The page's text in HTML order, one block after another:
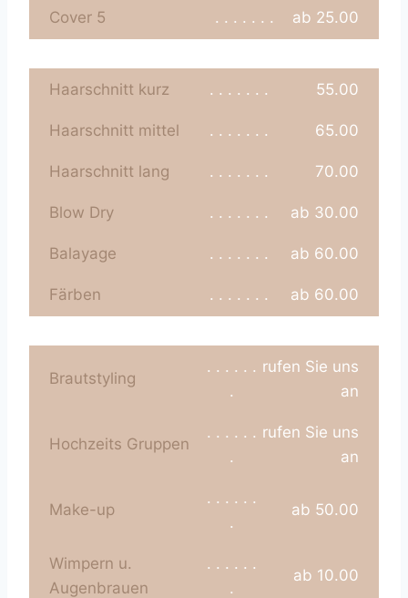
Cover 5 . . . . . . . ab 25.00
Haarschnitt kurz . . . . . . . 55.00
Haarschnitt mittel . . . . . . . 65.00
Haarschnitt lang . . . . . . . 70.00
Blow Dry . . . . . . . ab 30.00
Balayage . . . . . . . ab 60.00
Färben . . . . . . . ab 60.00
Brautstyling
. . . . . .
.
rufen Sie uns
an
Hochzeits Gruppen
. . . . . .
.
rufen Sie uns
an
Make-up
. . . . . .
.
ab 50.00
Wimpern u.
Augenbrauen
. . . . . .
.
ab 10.00